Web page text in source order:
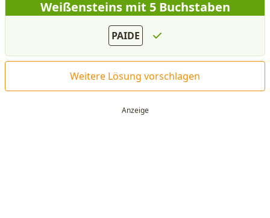
Weißensteins mit 5 Buchstaben
PAIDE
Weitere Lösung vorschlagen